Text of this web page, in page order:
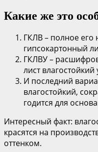
Какие же это
ГКЛВ – полное его
гипсокартонный
ГКЛВУ –
лист
И последний
влагостойкий,
годится для
Интересный факт:
красятся на
оттенком.